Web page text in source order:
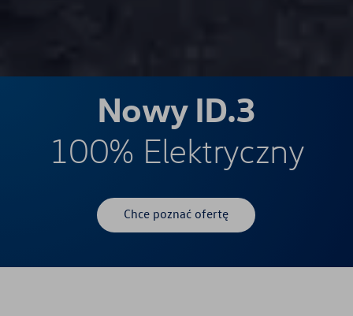
Nowy ID.3
100% Elektryczny
Chce poznać ofertę